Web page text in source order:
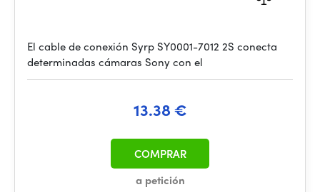
El cable de conexión Syrp SY0001-7012 2S conecta
determinadas cámaras Sony con el
13.38 €
a petición
COMPRAR